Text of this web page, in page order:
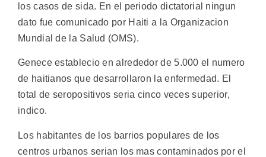
los casos de sida. En el periodo dictatorial ningun
dato fue comunicado por Haiti a la Organizacion
Mundial de la Salud (OMS).
Genece establecio en alrededor de 5.000 el numero
de haitianos que desarrollaron la enfermedad. El
total de seropositivos seria cinco veces superior,
indico.
Los habitantes de los barrios populares de los
centros urbanos serian los mas contaminados por el